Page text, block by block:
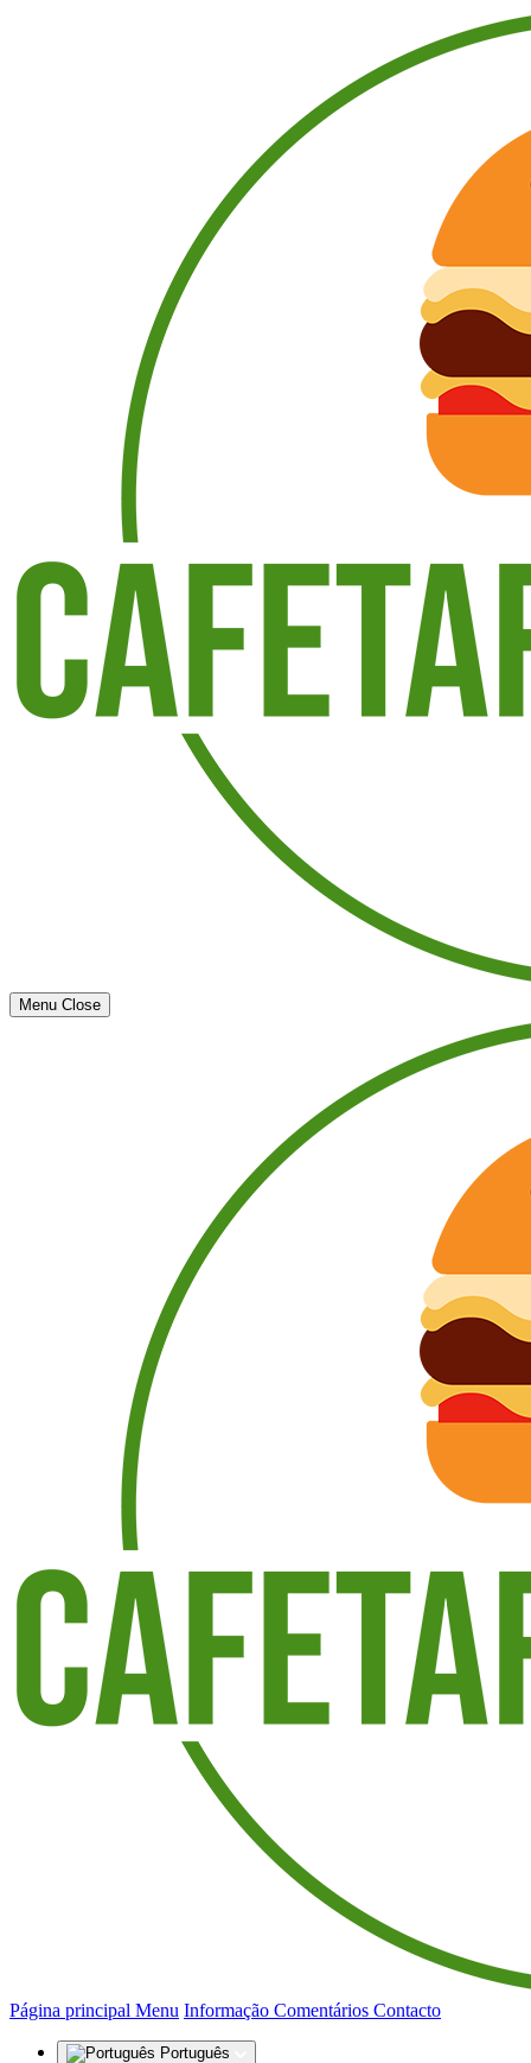
Menu Close
Página principal (actual)
Menu Informação Comentários Contacto
Português